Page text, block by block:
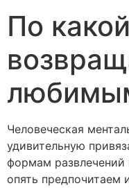
По
Человеческая
удивительную
формам
опять предпочитаем